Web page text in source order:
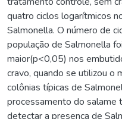
quatro ciclos logarítmicos
Salmonella. O número de
população de Salmonella
maior(p<0,05) nos
cravo, quando se utilizou o
colônias típicas de
processamento do salame
detectar a presença de